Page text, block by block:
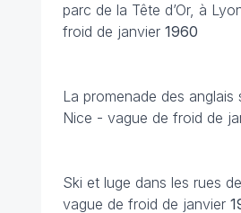
parc de la Tête d’Or, à
froid de janvier 1960
La promenade des anglais
Nice - vague de froid de
Ski et luge dans les rues
vague de froid de janvier